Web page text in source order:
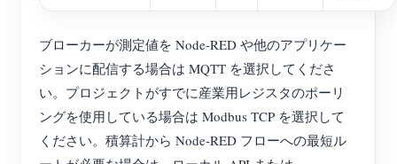
ブローカーが測定値を Node-RED や他のアプリケー
ションに配信する場合は MQTT を選択してくださ
い。プロジェクトがすでに産業用レジスタのポーリ
ングを使用している場合は Modbus TCP を選択して
ください。積算計から Node-RED フローへの最短ル